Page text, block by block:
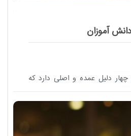
آموزان
دلیل عمده و اصلی دارد که